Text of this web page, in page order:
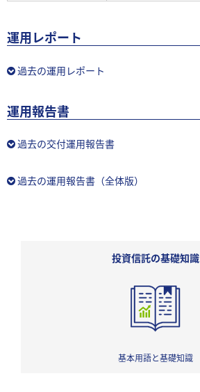
運用レポート
過去の運用レポート
運用報告書
過去の交付運用報告書
過去の運用報告書（全体版）
投資信託の基礎知識
基本用語と基礎知識